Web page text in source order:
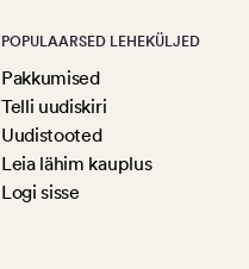
POPULAARSED LEHEKÜLJED
Pakkumised
Telli uudiskiri
Uudistooted
Leia lähim kauplus
Logi sisse